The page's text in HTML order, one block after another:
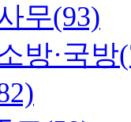
무(93)
방·국방